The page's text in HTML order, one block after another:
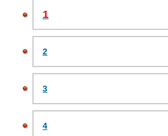
1
2
3
4